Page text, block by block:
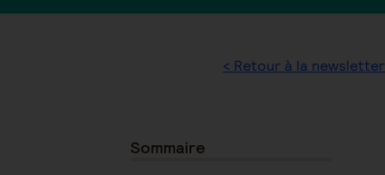
< Retour à la newsletter
Sommaire